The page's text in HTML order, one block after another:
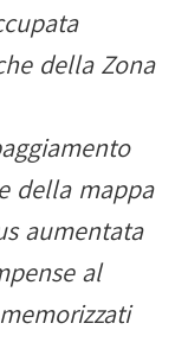
della Zona
della mappa
aumentata
al